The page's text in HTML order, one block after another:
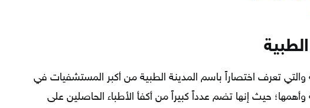
والتي تعرف اختصاراً باسم المدينة الطبية من أكبر المستشفيات في
وأهمها؛ حيث إنها تضم عدداً كبيراً من أكفأ الأطباء الحاصلين على